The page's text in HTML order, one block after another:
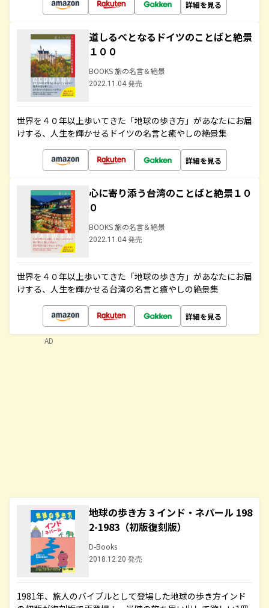
詳細を見る
道しるべとなるドイツのことばと絶景
１００
BOOKS 旅の名言＆絶景
2022.11.04 発売
世界を４０年以上歩いてきた「地球の歩き方」があなたにお届
けする、人生を輝かせるドイツの名言と癒やしの絶景集
詳細を見る
心に寄り添う台湾のことばと絶景１０
０
BOOKS 旅の名言＆絶景
2022.11.04 発売
世界を４０年以上歩いてきた「地球の歩き方」があなたにお届
けする、人生を輝かせる台湾の名言と癒やしの絶景集
詳細を見る
地球の歩き方 3 インド・ネパール 198
2-1983（初版復刻版）
D-Books
2018.12.20 発売
1981年、旅人のバイブルとして登場した地球の歩き方インド
AD